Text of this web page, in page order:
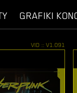
GRAFIKI